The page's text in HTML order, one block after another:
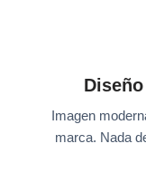
Imagen
marca. Nada